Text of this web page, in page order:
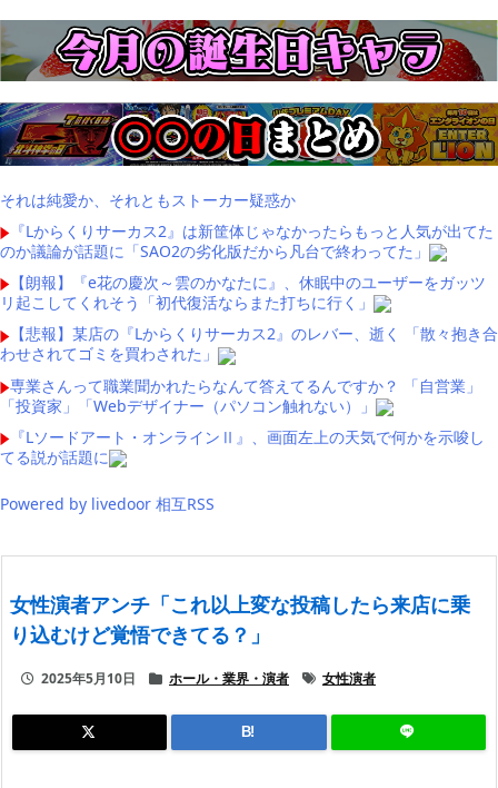
それは純愛か、それともストーカー疑惑か
『Lからくりサーカス2』は新筐体じゃなかったらもっと人気が出てた
のか議論が話題に「SAO2の劣化版だから凡台で終わってた」
【朗報】『e花の慶次～雲のかなたに』、休眠中のユーザーをガッツ
リ起こしてくれそう「初代復活ならまた打ちに行く」
【悲報】某店の『Lからくりサーカス2』のレバー、逝く 「散々抱き合
わせされてゴミを買わされた」
専業さんって職業聞かれたらなんて答えてるんですか？ 「自営業」
「投資家」「Webデザイナー（パソコン触れない）」
『Lソードアート・オンラインⅡ』、画面左上の天気で何かを示唆し
てる説が話題に
Powered by livedoor 相互RSS
女性演者アンチ「これ以上変な投稿したら来店に乗
り込むけど覚悟できてる？」
2025年5月10日 ホール・業界・演者 女性演者
B!